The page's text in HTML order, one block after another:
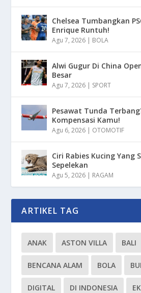
Chelsea Tumbangkan
Enrique Runtuh!
Agu 7, 2026 | BOLA
Alwi Gugur Di China
Besar
Agu 7, 2026 | SPORT
Pesawat Tunda
Kompensasi Kamu!
Agu 6, 2026 | OTOMOTIF
Ciri Rabies Kucing Yang
Sepelekan
Agu 5, 2026 | RAGAM
ARTIKEL TAG
ANAK ASTON VILLA BALI
BENCANA ALAM BOLA
DIGITAL DI INDONESIA